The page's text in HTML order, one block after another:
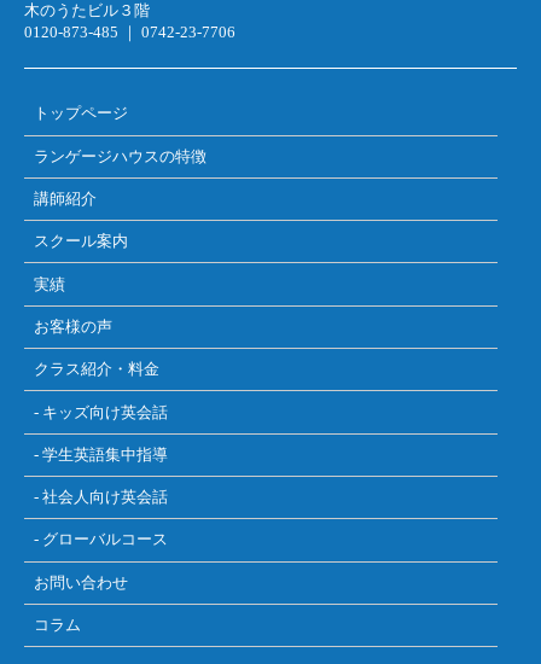
木のうたビル３階
0120-873-485 ｜ 0742-23-7706
トップページ
ランゲージハウスの特徴
講師紹介
スクール案内
実績
お客様の声
クラス紹介・料金
- キッズ向け英会話
- 学生英語集中指導
- 社会人向け英会話
- グローバルコース
お問い合わせ
コラム